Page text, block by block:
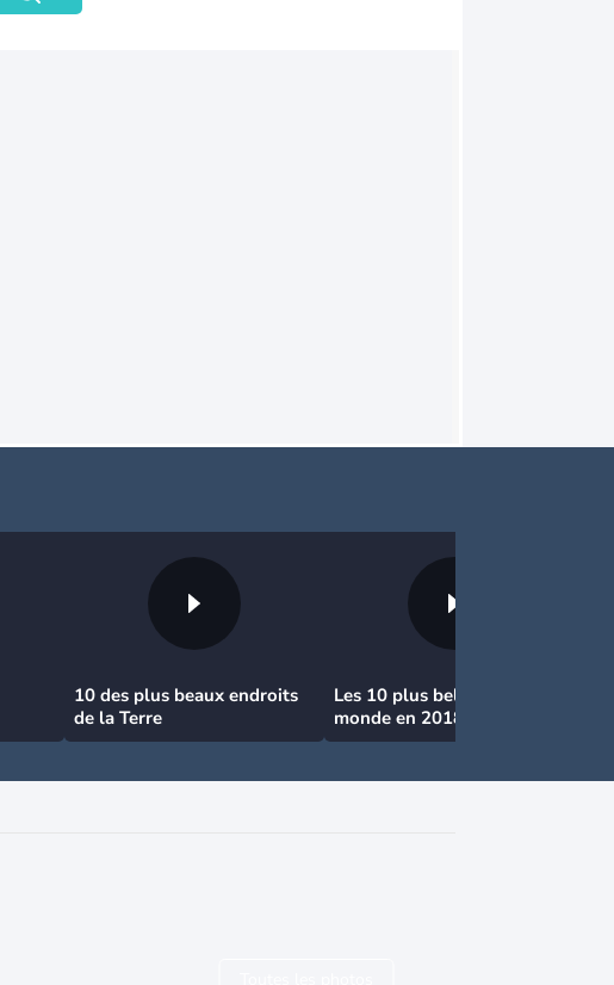
10 des plus beaux endroits
de la Terre
Les 10 plus belles plages au
monde en 2018